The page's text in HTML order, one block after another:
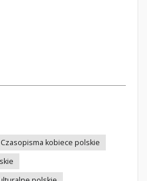
Czasopisma kobiece polskie